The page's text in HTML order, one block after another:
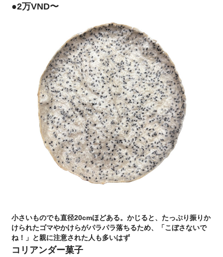
●2万VND〜
小さいものでも直径20cmほどある。かじると、たっぷり振りか
けられたゴマやかけらがパラパラ落ちるため、「こぼさないで
ね！」と親に注意された人も多いはず
コリアンダー菓子